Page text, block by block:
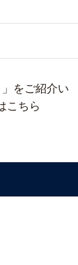
をご紹介い
こちら